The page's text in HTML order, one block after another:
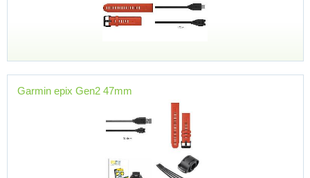
Garmin epix Gen2 47mm